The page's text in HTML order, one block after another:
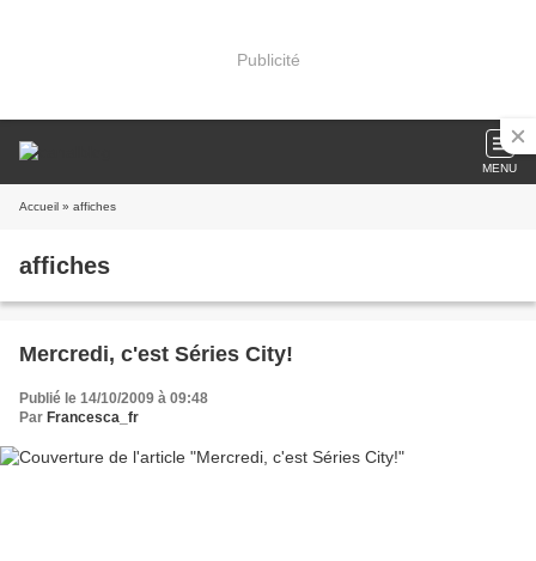
Publicité
MENU
Accueil » affiches
affiches
Mercredi, c'est Séries City!
Publié le 14/10/2009 à 09:48
Par Francesca_fr